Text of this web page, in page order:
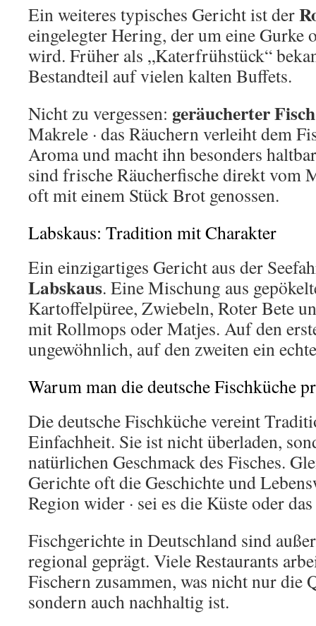
Ein weiteres typisches Gericht ist der
eingelegter Hering, der um eine Gurke
wird. Früher als „Katerfrühstück“
Bestandteil auf vielen kalten Buffets.
Nicht zu vergessen: geräucherter Fisch
Makrele · das Räuchern verleiht dem
Aroma und macht ihn besonders
sind frische Räucherfische direkt vom
oft mit einem Stück Brot genossen.
Labskaus: Tradition mit Charakter
Ein einzigartiges Gericht aus der
Labskaus. Eine Mischung aus
Kartoffelpüree, Zwiebeln, Roter Bete
mit Rollmops oder Matjes. Auf den
ungewöhnlich, auf den zweiten ein
Warum man die deutsche Fischküche
Die deutsche Fischküche vereint
Einfachheit. Sie ist nicht überladen,
natürlichen Geschmack des Fisches.
Gerichte oft die Geschichte und
Region wider · sei es die Küste oder
Fischgerichte in Deutschland sind
regional geprägt. Viele Restaurants
Fischern zusammen, was nicht nur die
sondern auch nachhaltig ist.